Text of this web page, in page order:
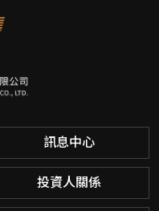
訊息中心
投資人關係